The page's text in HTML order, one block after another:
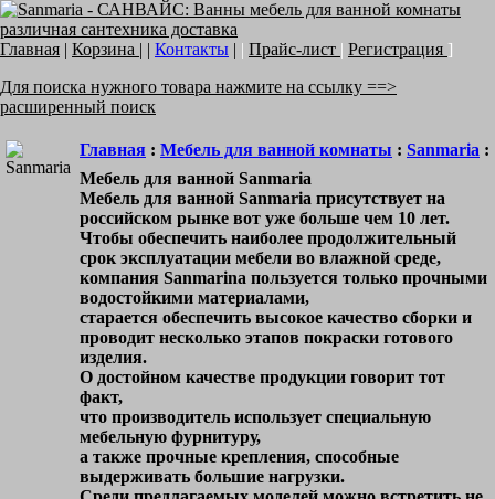
Главная | Корзина | | Контакты | | Прайс-лист | Регистрация ]
Для поиска нужного товара нажмите на ссылку ==>
расширенный поиск
Главная : Мебель для ванной комнаты : Sanmaria :
Мебель для ванной Sanmaria
Мебель для ванной Sanmaria присутствует на
российском рынке вот уже больше чем 10 лет.
Чтобы обеспечить наиболее продолжительный
срок эксплуатации мебели во влажной среде,
компания Sanmarina пользуется только прочными
водостойкими материалами,
старается обеспечить высокое качество сборки и
проводит несколько этапов покраски готового
изделия.
О достойном качестве продукции говорит тот
факт,
что производитель использует специальную
мебельную фурнитуру,
а также прочные крепления, способные
выдерживать большие нагрузки.